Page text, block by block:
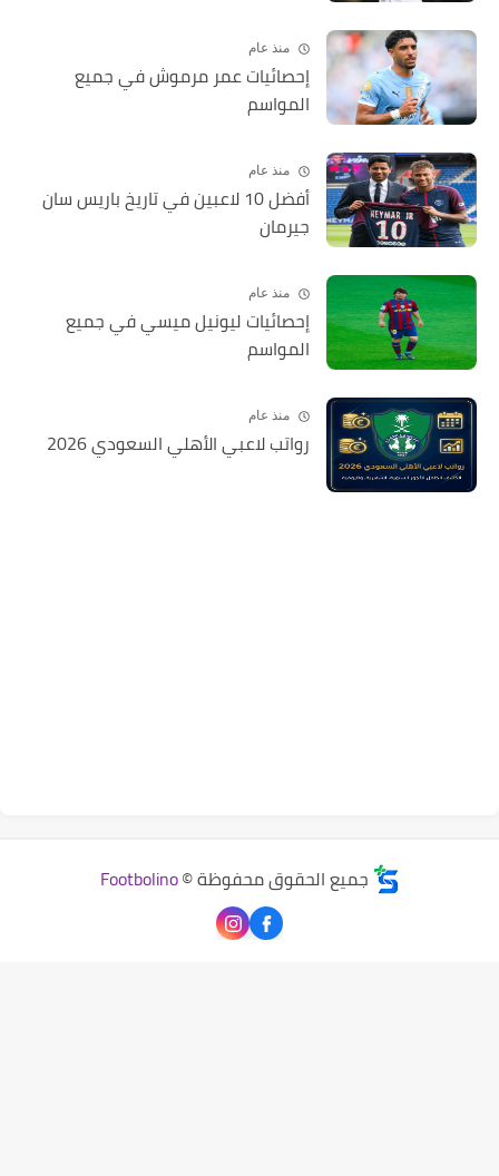
منذ عام
إحصائيات عمر مرموش في جميع
المواسم
منذ عام
أفضل 10 لاعبين في تاريخ باريس سان
جيرمان
منذ عام
إحصائيات ليونيل ميسي في جميع
المواسم
منذ عام
رواتب لاعبي الأهلي السعودي 2026
جميع الحقوق محفوظة ©Footbolino